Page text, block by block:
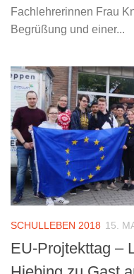
Fachlehrerinnen Frau
Begrüßung und einer...
SCHULLEBEN 2018 15.
EU-Projtekttag –